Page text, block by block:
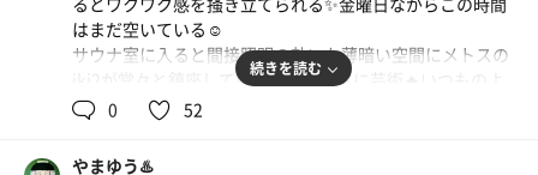
日帰り入浴3ヶ月パスポート（5月〜7月・7代目）使用実績
♨️
5月:16回（25400円分）
6月:11回（17100円分）
合計:44回（70900円分、🉐33900円）😆
はまだ空いている☺️
サウナ室に入ると間接照明の効いた薄暗い空間にメトスの
iki2が堂々と鎮座している光景はまさに芸術🔥いつものよ
うに室内にはサ道のBGMで落ち着いた空間😌✨入るとちょ
スのサウナヒーターが照らされて名物のロングオートロウ
続きを読む
0 52
やまゆう♨️